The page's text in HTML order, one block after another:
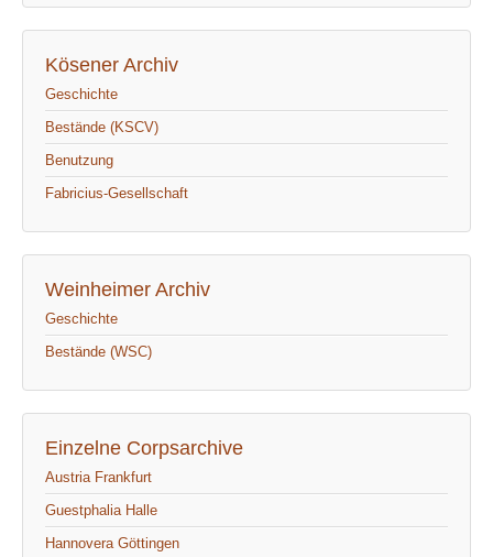
Kösener Archiv
Geschichte
Bestände (KSCV)
Benutzung
Fabricius-Gesellschaft
Weinheimer Archiv
Geschichte
Bestände (WSC)
Einzelne Corpsarchive
Austria Frankfurt
Guestphalia Halle
Hannovera Göttingen